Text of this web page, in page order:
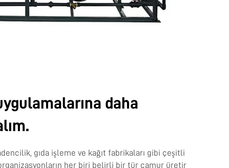
daha
gıda işleme ve kağıt fabrikaları gibi çeşitli
her biri belirli bir tür çamur üretir